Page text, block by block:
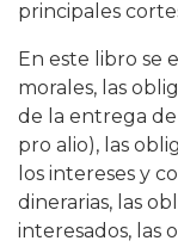
principales
En este libro se
morales, las
de la entrega de
pro alio), las
los intereses y
dinerarias, las
interesados, las